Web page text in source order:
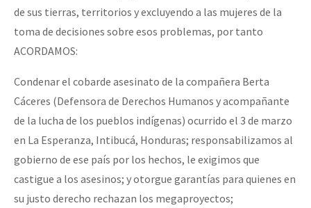
de sus tierras, territorios y excluyendo a las mujeres de la
toma de decisiones sobre esos problemas, por tanto
ACORDAMOS:
Condenar el cobarde asesinato de la compañera Berta
Cáceres (Defensora de Derechos Humanos y acompañante
de la lucha de los pueblos indígenas) ocurrido el 3 de marzo
en La Esperanza, Intibucá, Honduras; responsabilizamos al
gobierno de ese país por los hechos, le exigimos que
castigue a los asesinos; y otorgue garantías para quienes en
su justo derecho rechazan los megaproyectos;